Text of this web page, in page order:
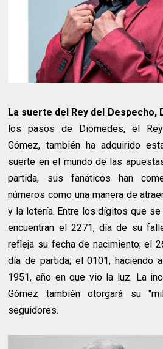
La suerte del Rey del Despecho,
los pasos de Diomedes, el
Gómez, también ha adquirido
suerte en el mundo de las
partida, sus fanáticos han
números como una manera de
y la lotería. Entre los dígitos que
encuentran el 2271, día de su
refleja su fecha de nacimiento; el
día de partida; el 0101, haciendo
1951, año en que vio la luz. La
Gómez también otorgará su
seguidores.